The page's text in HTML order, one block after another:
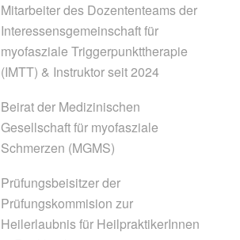
Mitarbeiter des Dozententeams der
Interessensgemeinschaft für
myofasziale Triggerpunkttherapie
(IMTT) & Instruktor seit 2024
Beirat der Medizinischen
Gesellschaft für myofasziale
Schmerzen (MGMS)
Prüfungsbeisitzer der
Prüfungskommision zur
Heilerlaubnis für HeilpraktikerInnen